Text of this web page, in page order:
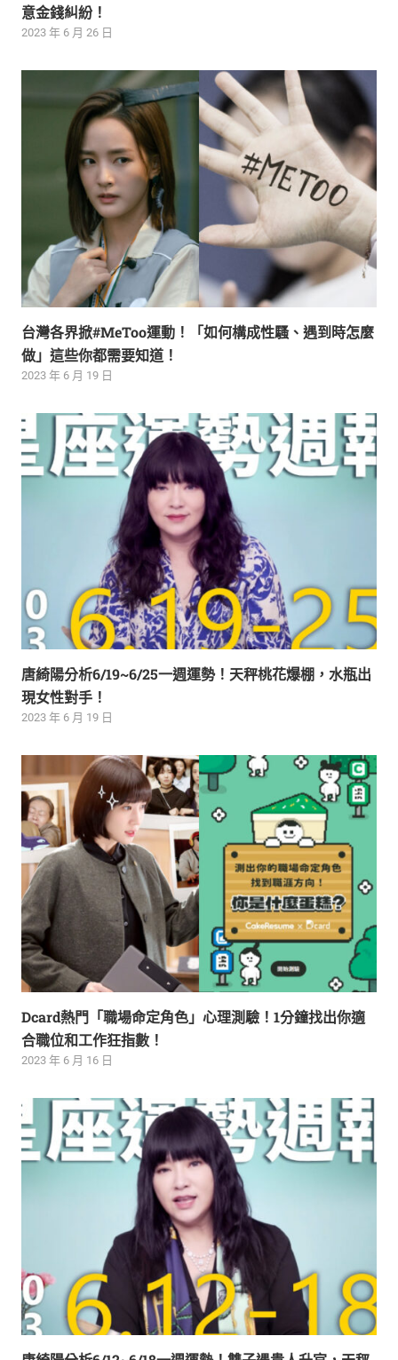
意金錢糾紛！
2023 年 6 月 26 日
台灣各界掀#MeToo運動！「如何構成性騷、遇到時怎麼
做」這些你都需要知道！
2023 年 6 月 19 日
唐綺陽分析6/19~6/25一週運勢！天秤桃花爆棚，水瓶出
現女性對手！
2023 年 6 月 19 日
Dcard熱門「職場命定角色」心理測驗！1分鐘找出你適
合職位和工作狂指數！
2023 年 6 月 16 日